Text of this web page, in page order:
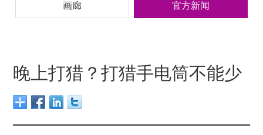
画廊 官方新闻
晚上打猎？打猎手电筒不能少